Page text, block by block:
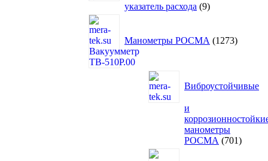
указатель расхода 99
Манометры РОСМА 1273
Виброустойчивые
и
манометры
РОСМА
701701